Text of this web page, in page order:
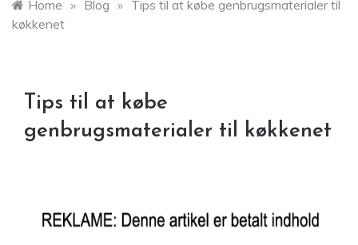
Home » Blog » Tips til at købe genbrugsmaterialer til
køkkenet
Tips til at købe
genbrugsmaterialer til køkkenet